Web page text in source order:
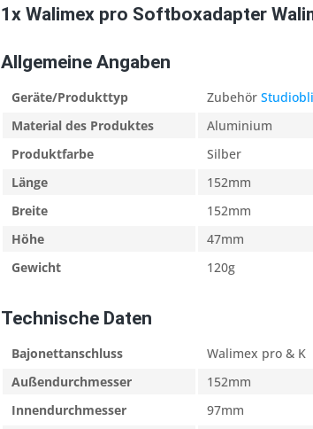
1x Walimex pro Softboxadapter
Allgemeine Angaben
Geräte/Produkttyp Zubehör
Material des Produktes
Aluminium
Produktfarbe
Silber
Länge
152mm
Breite
152mm
Höhe
47mm
Gewicht
120g
Technische Daten
Bajonettanschluss
Walimex pro & K
Außendurchmesser
152mm
Innendurchmesser
97mm